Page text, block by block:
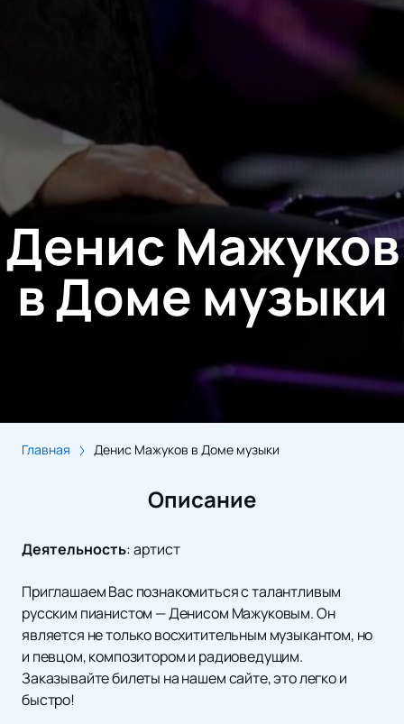
Денис Мажуков
в Доме музыки
Главная Денис Мажуков в Доме музыки
Описание
Деятельность:артист
Приглашаем Вас познакомиться с талантливым
русским пианистом — Денисом Мажуковым. Он
является не только восхитительным музыкантом, но
и певцом, композитором и радиоведущим.
Заказывайте билеты на нашем сайте, это легко и
быстро!